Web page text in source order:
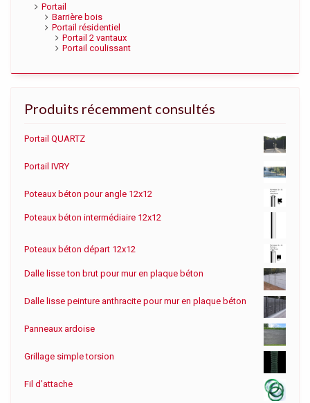
Portail
Barrière bois
Portail résidentiel
Portail 2 vantaux
Portail coulissant
Produits récemment consultés
Portail QUARTZ
Portail IVRY
Poteaux béton pour angle 12x12
Poteaux béton intermédiaire 12x12
Poteaux béton départ 12x12
Dalle lisse ton brut pour mur en plaque béton
Dalle lisse peinture anthracite pour mur en plaque béton
Panneaux ardoise
Grillage simple torsion
Fil d’attache